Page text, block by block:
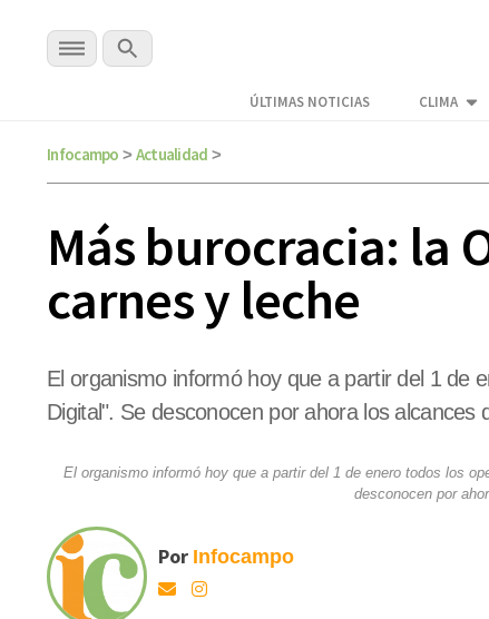
ÚLTIMAS NOTICIAS CLIMA
Infocampo > Actualidad >
Más burocracia: la
carnes y leche
El organismo informó hoy que a partir del 1 de
Digital". Se desconocen por ahora los alcances
El organismo informó hoy que a partir del 1 de enero todos los
desconocen por
Por Infocampo